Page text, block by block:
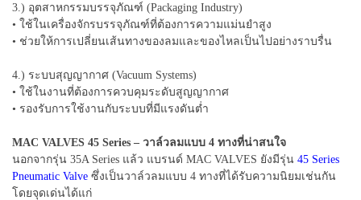
3.) อุตสาหกรรมบรรจุภัณฑ์ (Packaging Industry)
• ใช้ในเครื่องจักรบรรจุภัณฑ์ที่ต้องการความแม่นยำสูง
• ช่วยให้การเปลี่ยนเส้นทางของลมและของไหลเป็นไปอย่างราบรื่น
4.) ระบบสุญญากาศ (Vacuum Systems)
• ใช้ในงานที่ต้องการควบคุมระดับสูญญากาศ
• รองรับการใช้งานกับระบบที่มีแรงดันต่ำ
MAC VALVES 45 Series – วาล์วลมแบบ 4 ทางที่น่าสนใจ
นอกจากรุ่น 35A Series แล้ว แบรนด์ MAC VALVES ยังมีรุ่น 45 Series
Pneumatic Valve ซึ่งเป็นวาล์วลมแบบ 4 ทางที่ได้รับความนิยมเช่นกัน
โดยจุดเด่นได้แก่